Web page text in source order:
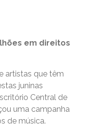
em direitos
artistas que têm
juninas
Central de
uma campanha
de música.